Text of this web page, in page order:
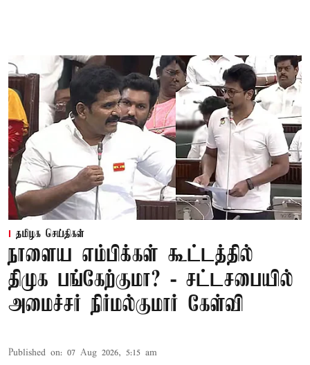
தமிழக செய்திகள்
நாளைய எம்பிக்கள் கூட்டத்தில்
திமுக பங்கேற்குமா? - சட்டசபையில்
அமைச்சர் நிர்மல்குமார் கேள்வி
Published on: 07 Aug 2026, 5:15 am